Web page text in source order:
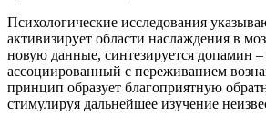
Психологические исследования
активизирует области наслаждения в
новую данные, синтезируется допамин
ассоциированный с переживанием
принцип образует благоприятную
стимулируя дальнейшее изучение